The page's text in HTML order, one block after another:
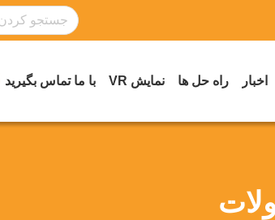
اخبار راه حل ها نمایش VR با ما تماس بگیرید